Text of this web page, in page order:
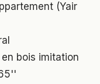
(Yair
bois imitation